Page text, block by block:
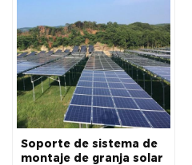
Soporte de sistema de
montaje de granja solar